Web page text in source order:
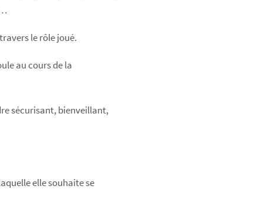
le rôle joué.
au cours de la
sécurisant, bienveillant,
elle souhaite se